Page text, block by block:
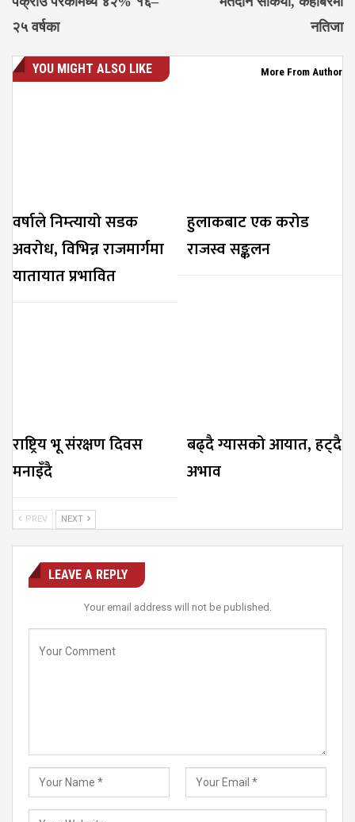
२५ वर्षका
नतिजा
YOU MIGHT ALSO LIKE More From Author
वर्षाले निम्त्यायो सडक
अवरोध, विभिन्न राजमार्गमा
यातायात प्रभावित
हुलाकबाट एक करोड
राजस्व सङ्कलन
राष्ट्रिय भू संरक्षण दिवस
मनाइँदै
बढ्दै ग्यासको आयात, हट्दै
अभाव
PREV NEXT
LEAVE A REPLY
Your email address will not be published.